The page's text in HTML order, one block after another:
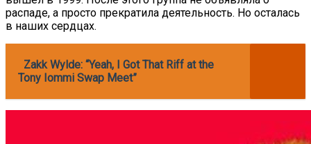
распаде, а просто прекратила деятельность. Но осталась
в наших сердцах.
Zakk Wylde: “Yeah, I Got That Riff at the
Tony Iommi Swap Meet”